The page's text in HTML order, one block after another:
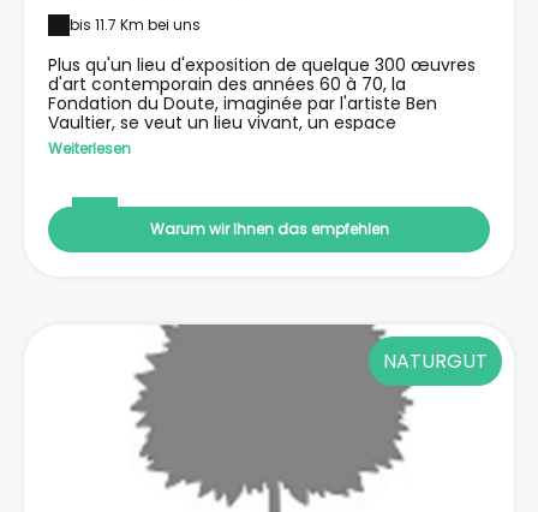
bis 11.7 Km bei uns
Plus qu'un lieu d'exposition de quelque 300 œuvres
d'art contemporain des années 60 à 70, la
Fondation du Doute, imaginée par l'artiste Ben
Vaultier, se veut un lieu vivant, un espace
d'expression et de réflexion sur l'art, où se côtoient
l'humour, la théorie, le manifeste, où le doute est
également une école de musique et d'art ainsi que,
pour ses visiteurs d'un jour, le café Fluxus.
Weiterlesen
Warum wir Ihnen das empfehlen
NATURGUT